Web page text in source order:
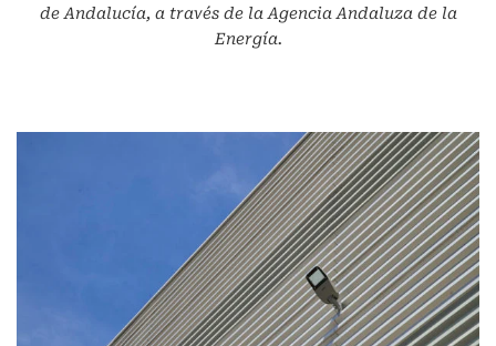
de Andalucía, a través de la Agencia Andaluza de la
Energía.